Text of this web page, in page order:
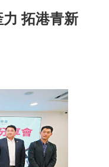
拓港青新